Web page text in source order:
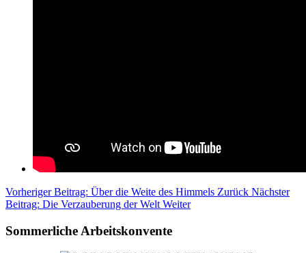
Vorheriger Beitrag: Über die Weite des Himmels Zurück Nächster
Beitrag: Die Verzauberung der Welt Weiter
Sommerliche Arbeitskonvente